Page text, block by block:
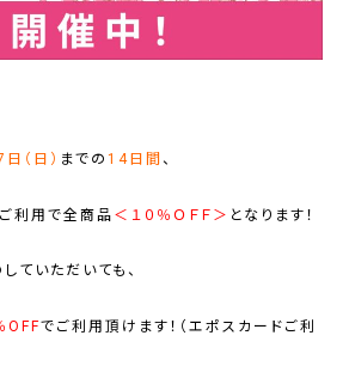
（日） までの14日間 、
利用で全商品 ＜１０％ＯＦＦ＞ となります！
ていただいても、
OFFでご利用頂けます！（エポスカードご利